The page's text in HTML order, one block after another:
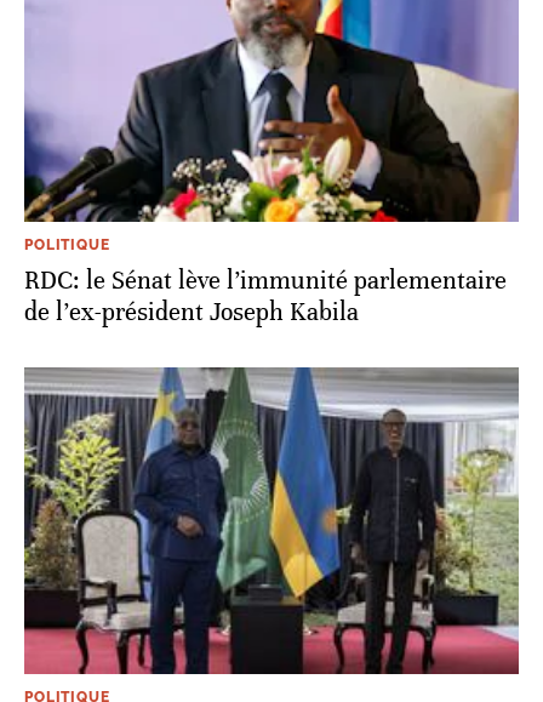
POLITIQUE
RDC: le Sénat lève l’immunité parlementaire
de l’ex-président Joseph Kabila
POLITIQUE